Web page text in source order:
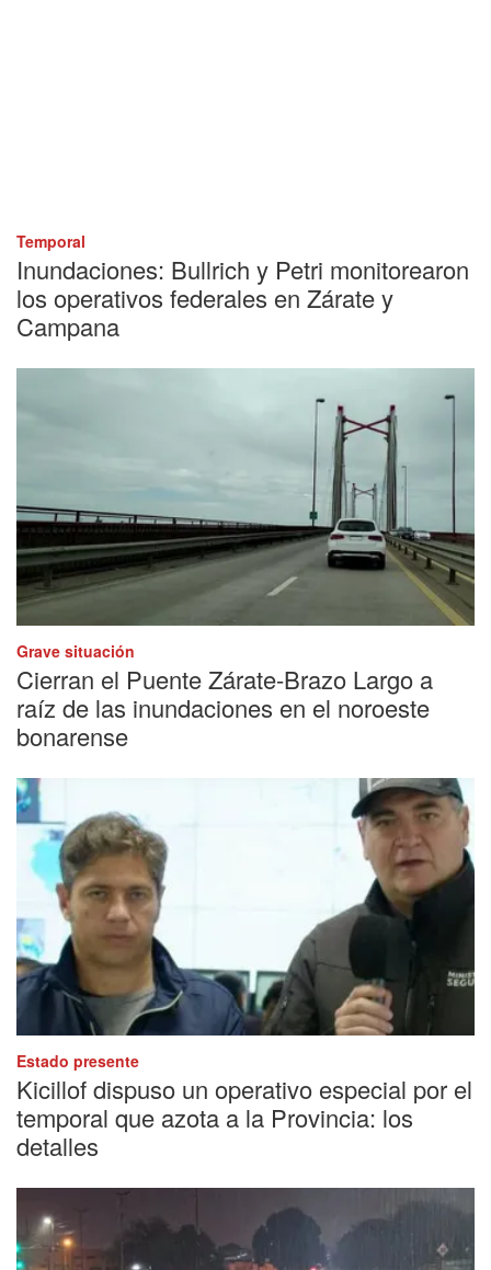
Temporal
Inundaciones: Bullrich y Petri monitorearon
los operativos federales en Zárate y
Campana
Grave situación
Cierran el Puente Zárate-Brazo Largo a
raíz de las inundaciones en el noroeste
bonarense
Estado presente
Kicillof dispuso un operativo especial por el
temporal que azota a la Provincia: los
detalles